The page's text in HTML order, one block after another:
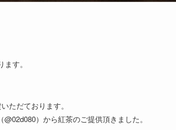
す。
ただております。
）から紅茶のご提供頂きました。